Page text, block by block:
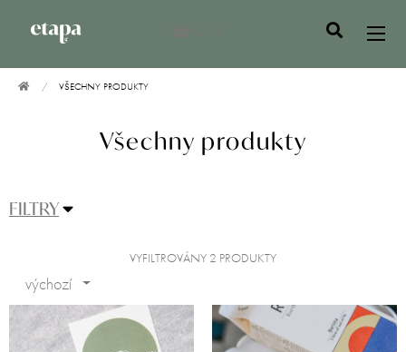
VŠECHNY PRODUKTY
Všechny produkty
FILTRY
VYFILTROVÁNY 2 PRODUKTY
výchozí